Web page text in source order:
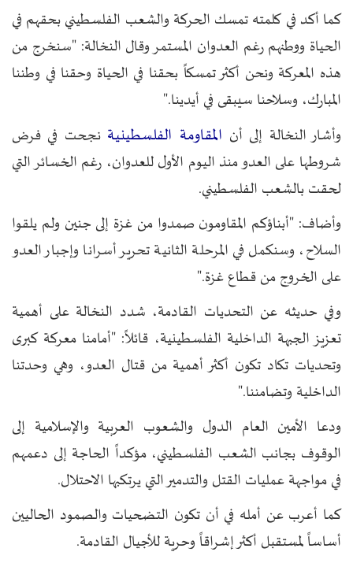
كما أكد في كلمته تمسك الحركة والشعب الفلسطيني بحقهم في
الحياة ووطنهم رغم العدوان المستمر وقال النخالة: "سنخرج من
هذه المعركة ونحن أكثر تمسكاً بحقنا في الحياة وحقنا في وطننا
المبارك، وسلاحنا سيبقى في أيدينا."
وأشار النخالة إلى أن المقاومة الفلسطينية نجحت في فرض
شروطها على العدو منذ اليوم الأول للعدوان، رغم الخسائر التي
لحقت بالشعب الفلسطيني.
وأضاف: "أبناؤكم المقاومون صمدوا من غزة إلى جنين ولم يلقوا
السلاح، وسنكمل في المرحلة الثانية تحرير أسرانا وإجبار العدو
على الخروج من قطاع غزة."
وفي حديثه عن التحديات القادمة، شدد النخالة على أهمية
تعزيز الجبهة الداخلية الفلسطينية، قائلاً: "أمامنا معركة كبرى
وتحديات تكاد تكون أكثر أهمية من قتال العدو، وهي وحدتنا
الداخلية وتضامننا."
ودعا الأمين العام الدول والشعوب العربية والإسلامية إلى
الوقوف بجانب الشعب الفلسطيني، مؤكداً الحاجة إلى دعمهم
في مواجهة عمليات القتل والتدمير التي يرتكبها الاحتلال.
كما أعرب عن أمله في أن تكون التضحيات والصمود الحاليين
أساساً لمستقبل أكثر إشراقاً وحرية للأجيال القادمة.